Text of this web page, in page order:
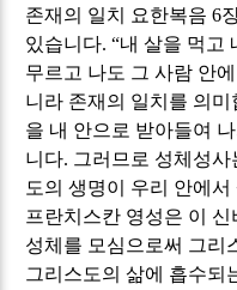
존재의 일치 요한복음6
있습니다. “내 살을 먹고
무르고 나도 그 사람 안
니라 존재의 일치를 의미
을 내 안으로 받아들여
니다. 그러므로 성체성
도의 생명이 우리 안에
프란치스칸 영성은 이
성체를 모심으로써 그리
그리스도의 삶에 흡수되